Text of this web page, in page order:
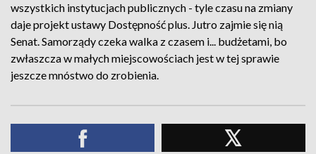
wszystkich instytucjach publicznych - tyle czasu na zmiany
daje projekt ustawy Dostępność plus. Jutro zajmie się nią
Senat. Samorządy czeka walka z czasem i... budżetami, bo
zwłaszcza w małych miejscowościach jest w tej sprawie
jeszcze mnóstwo do zrobienia.